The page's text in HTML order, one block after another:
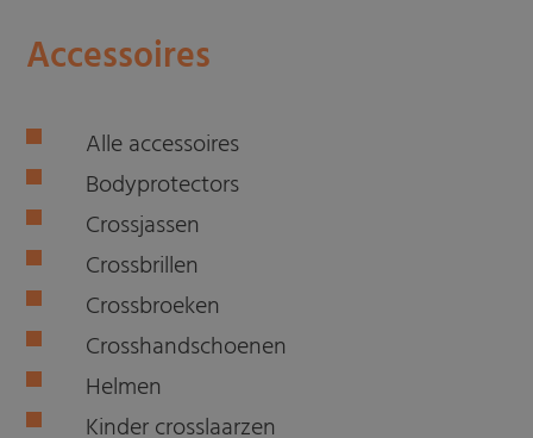
Accessoires
Alle accessoires
Bodyprotectors
Crossjassen
Crossbrillen
Crossbroeken
Crosshandschoenen
Helmen
Kinder crosslaarzen